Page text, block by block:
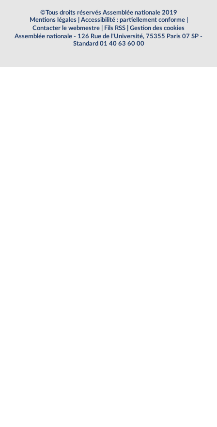
©Tous droits réservés Assemblée nationale 2019
Mentions légales
Accessibilité : partiellement conforme
Contacter le webmestre
Fils RSS
Gestion des cookies
Assemblée nationale - 126 Rue de l'Université, 75355 Paris 07 SP -
Standard 01 40 63 60 00